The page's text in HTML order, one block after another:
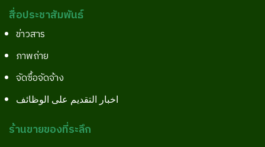
สื่อประชาสัมพันธ์
ข่าวสาร
ภาพถ่าย
จัดซื้อจัดจ้าง
اخبار التقديم على الوظائف
ร้านขายของที่ระลึก